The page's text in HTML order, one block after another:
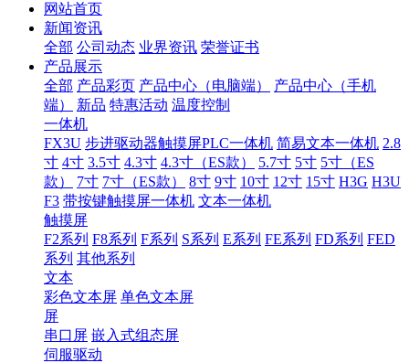
网站首页
新闻资讯
全部 公司动态 业界资讯 荣誉证书
产品展示
全部 产品彩页 产品中心（电脑端）
产品中心（手机
端）
新品 特惠活动 温度控制
一体机
FX3U 步进驱动器触摸屏PLC一体机 简易文本一体机 2.8
寸 4寸 3.5寸 4.3寸 4.3寸（ES款） 5.7寸 5寸 5寸（ES
款）
7寸 7寸（ES款） 8寸 9寸 10寸 12寸 15寸 H3G H3U
F3 带按键触摸屏一体机 文本一体机
触摸屏
F2系列 F8系列 F系列 S系列 E系列 FE系列 FD系列 FED
系列 其他系列
文本
彩色文本屏 单色文本屏
屏
串口屏 嵌入式组态屏
伺服驱动